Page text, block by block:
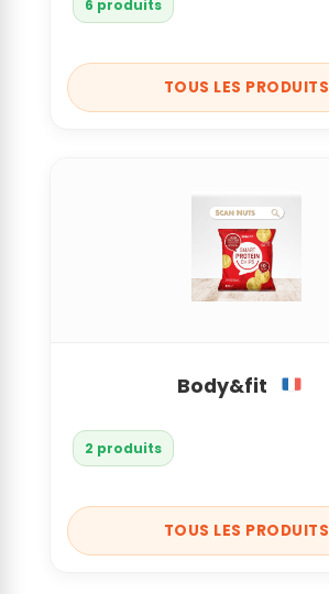
6 produits
TOUS LES PRODUITS
Body&fit
2 produits
TOUS LES PRODUITS